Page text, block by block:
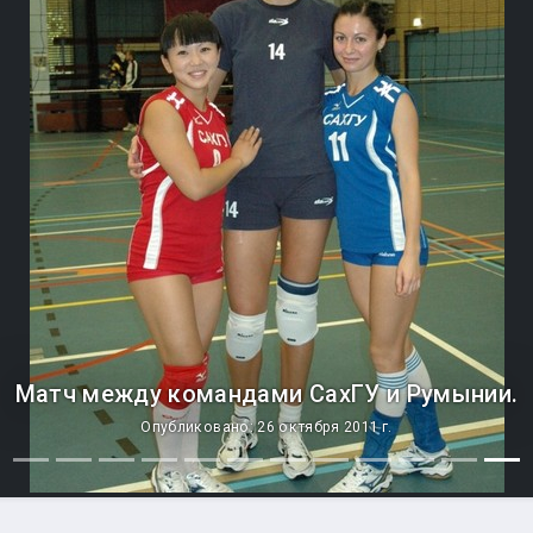
Матч между командами СахГУ и Румынии.
Опубликовано: 26 октября 2011 г.